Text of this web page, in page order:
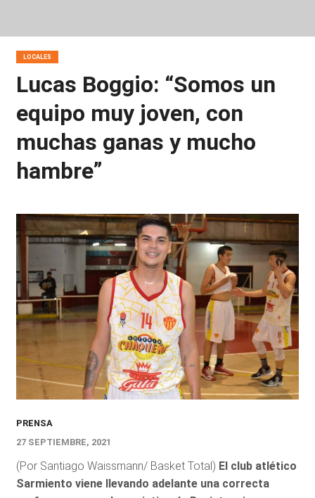
LOCALES
Lucas Boggio: “Somos un
equipo muy joven, con
muchas ganas y mucho
hambre”
PRENSA
27 SEPTIEMBRE, 2021
(Por Santiago Waissmann/ Basket Total) El club atlético
Sarmiento viene llevando adelante una correcta